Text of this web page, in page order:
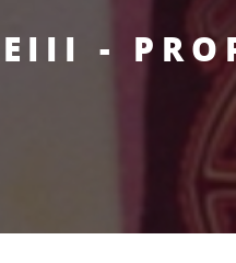
EIII -